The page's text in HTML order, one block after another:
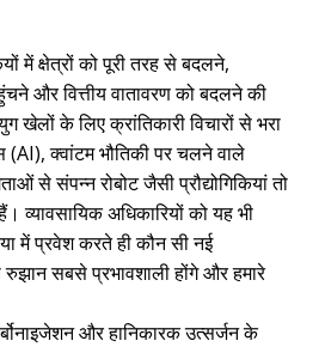
में क्षेत्रों को पूरी तरह से बदलने,
और वित्तीय वातावरण को बदलने की
खेलों के लिए क्रांतिकारी विचारों से भरा
क्वांटम भौतिकी पर चलने वाले
से संपन्न रोबोट जैसी प्रौद्योगिकियां तो
व्यावसायिक अधिकारियों को यह भी
में प्रवेश करते ही कौन सी नई
रुझान सबसे प्रभावशाली होंगे और हमारे
और हानिकारक उत्सर्जन के